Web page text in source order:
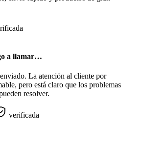
a llamar…
La atención al cliente por
pero está claro que los problemas
resolver.
verificada